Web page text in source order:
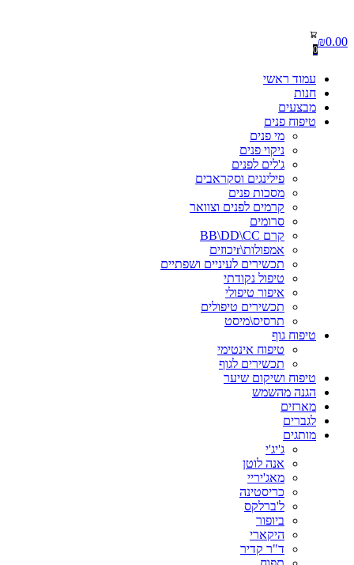
₪0.00
0
עמוד ראשי
חנות
מבצעים
טיפוח פנים
מי פנים
ניקוי פנים
ג'לים לפנים
פילינגים וסקראבים
מסכות פנים
קרמים לפנים וצוואר
סרומים
קרם BB\DD\CC
אמפולות\rיכוזים
תכשירים לעיניים ושפתיים
טיפול נקודתי
איפור טיפולי
תכשירים טיפולים
תרסיס\מיסט
טיפוח גוף
טיפוח אינטימי
תכשירים לגוף
טיפוח ושיקום שיער
הגנה מהשמש
מארזים
לגברים
מותגים
ג'יג'י
אנה לוטן
מאג'יריי
כריסטינה
ל'ברלקס
ביופור
היקארי
ד"ר קדיר